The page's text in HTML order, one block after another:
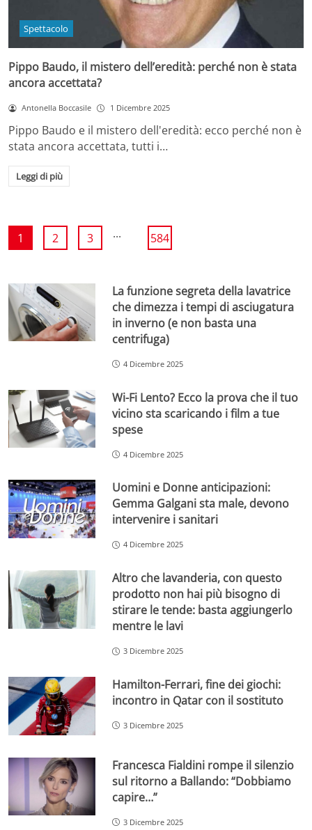
Spettacolo
Pippo Baudo, il mistero dell’eredità: perché non è stata
ancora accettata?
Antonella Boccasile 1 Dicembre 2025
Pippo Baudo e il mistero dell'eredità: ecco perché non è
stata ancora accettata, tutti i…
Leggi di più
1 2 3 ... 584
La funzione segreta della lavatrice
che dimezza i tempi di asciugatura
in inverno (e non basta una
centrifuga)
4 Dicembre 2025
Wi-Fi Lento? Ecco la prova che il tuo
vicino sta scaricando i film a tue
spese
4 Dicembre 2025
Uomini e Donne anticipazioni:
Gemma Galgani sta male, devono
intervenire i sanitari
4 Dicembre 2025
Altro che lavanderia, con questo
prodotto non hai più bisogno di
stirare le tende: basta aggiungerlo
mentre le lavi
3 Dicembre 2025
Hamilton-Ferrari, fine dei giochi:
incontro in Qatar con il sostituto
3 Dicembre 2025
Francesca Fialdini rompe il silenzio
sul ritorno a Ballando: “Dobbiamo
capire…”
3 Dicembre 2025